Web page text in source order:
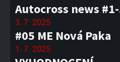
Autocross news
3. 7. 2025
#05 ME Nová Paka
1. 7. 2025